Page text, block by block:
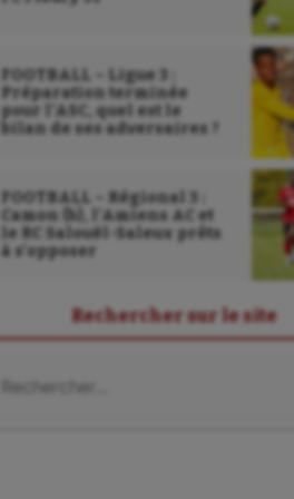
FOOTBALL – Ligue 3 :
Préparation terminée
pour l’ASC, quel est le
bilan de ses adversaires ?
FOOTBALL – Régional 3 :
Camon (b), l’Amiens AC et
le RC Salouël-Saleux prêts
à s’opposer
Rechercher sur le site